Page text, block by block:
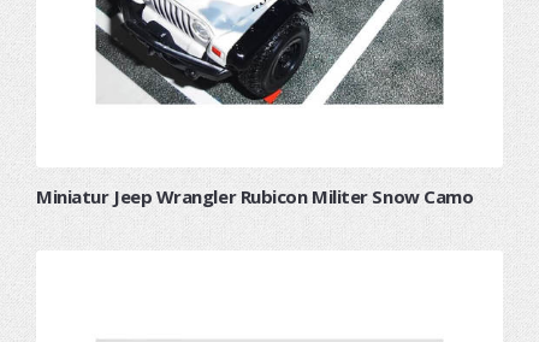
Miniatur Jeep Wrangler Rubicon Militer Snow Camo